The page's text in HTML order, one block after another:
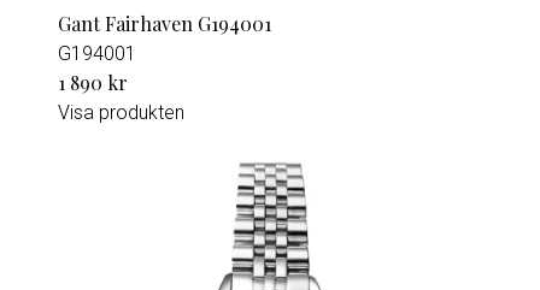
Gant Fairhaven G194001
G194001
1 890 kr
Visa produkten